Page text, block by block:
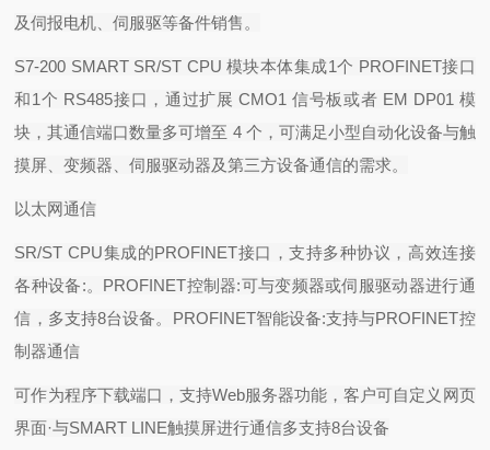
及伺报电机、伺服驱等备件销售。
S7-200 SMART SR/ST CPU模块本体集成1个 PROFINET接口
和1个 RS485接口，通过扩展CMO1信号板或者 EM DP01 模
块，其通信端口数量多可增至 4 个，可满足小型自动化设备与触
摸屏、变频器、伺服驱动器及第三方设备通信的需求。
以太网通信
SR/ST CPU集成的PROFINET接口，支持多种协议，高效连接
各种设备:。 PROFINET控制器:可与变频器或伺服驱动器进行通
信，多支持8台设备。 PROFINET智能设备:支持与PROFINET控
制器通信
可作为程序下载端口，支持Web服务器功能，客户可自定义网页
界面·与SMART LINE触摸屏进行通信多支持8台设备